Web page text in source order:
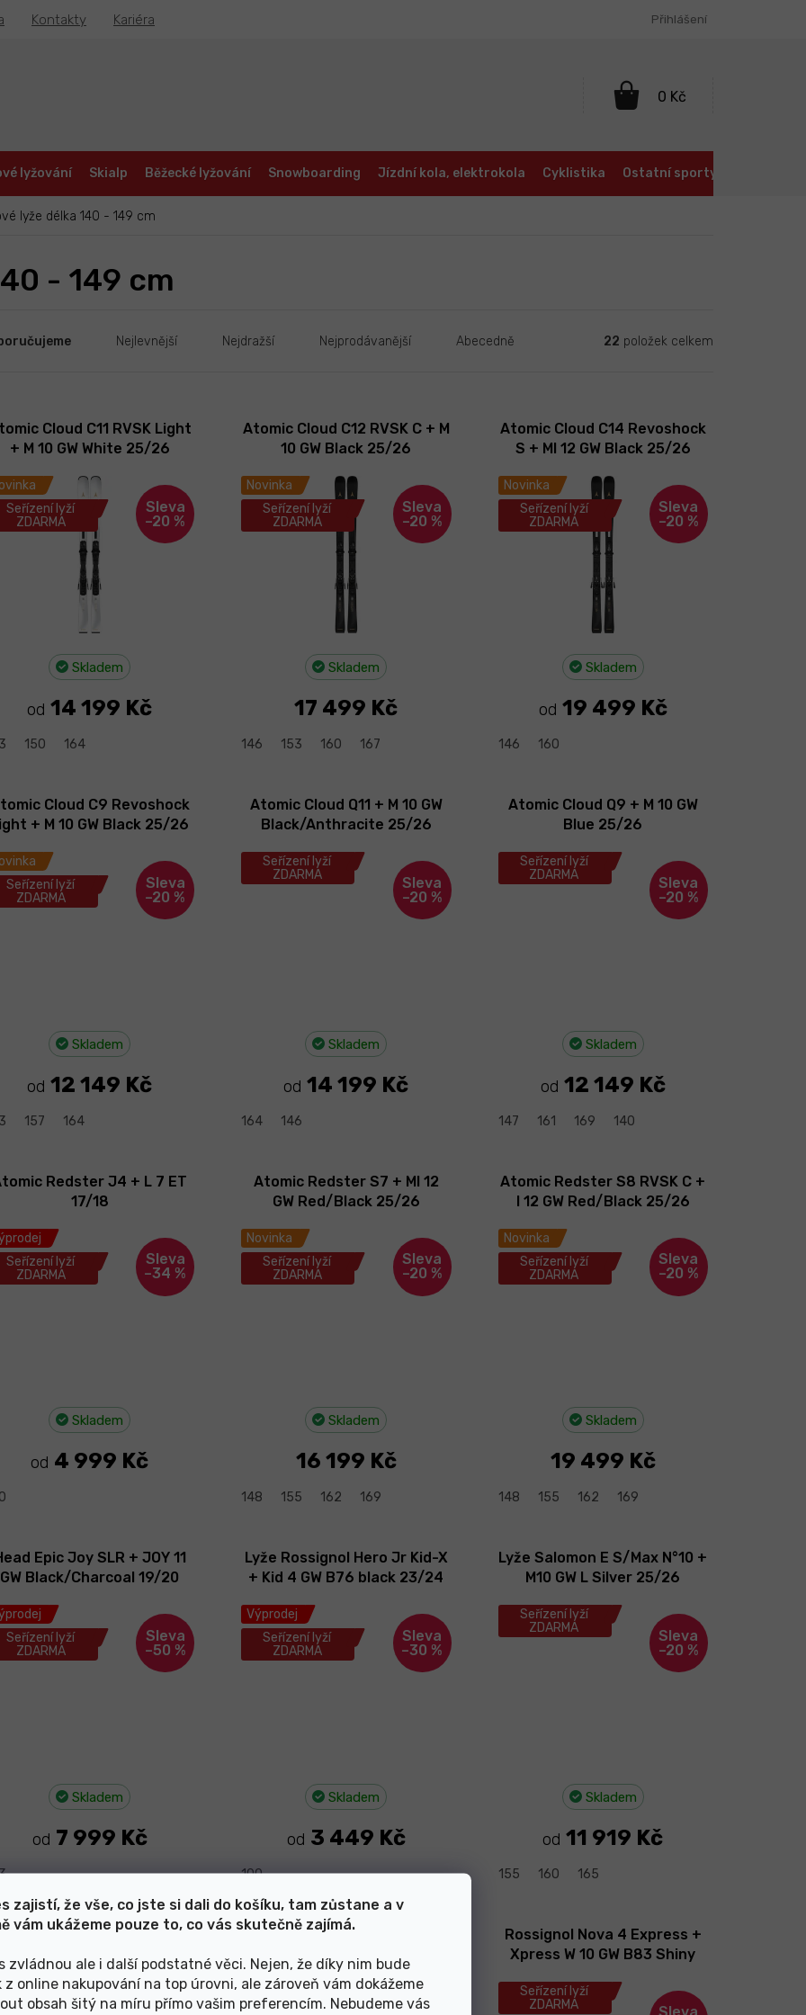
zajistí, že vše, co jste si dali do košíku, tam zůstane a v
vám ukážeme pouze to, co vás skutečně zajímá.
zvládnou ale i další podstatné věci. Nejen, že díky nim bude
z online nakupování na top úrovni, ale zároveň vám dokážeme
obsah šitý na míru přímo vašim preferencím. Nebudeme vás
Kontakty Kariéra Přihlášení
NÁKUPNÍ
lyžování Skialp Běžecké lyžování Snowboarding Jízdní kola, elektrokola Cyklistika Ostatní sporty
lyže délka 140 - 149 cm
- 149 cm
Nejlevnější Nejdražší Nejprodávanější Abecedně 22 položek celkem
Seřízení lyží
ZDARMA
–20 %
Cloud C11 RVSK Light
+ M 10 GW White 25/26
Skladem
od 14 199 Kč
150 164
Novinka
Seřízení lyží
ZDARMA
–20 %
Atomic Cloud C12 RVSK C + M
10 GW Black 25/26
Skladem
17 499 Kč
146 153 160 167
Novinka
Seřízení lyží
ZDARMA
–20 %
Atomic Cloud C14 Revoshock
S + MI 12 GW Black 25/26
Skladem
od 19 499 Kč
146 160
Seřízení lyží
ZDARMA
–20 %
Cloud C9 Revoshock
+ M 10 GW Black 25/26
Skladem
od 12 149 Kč
157 164
Seřízení lyží
ZDARMA
–20 %
Atomic Cloud Q11 + M 10 GW
Black/Anthracite 25/26
Skladem
od 14 199 Kč
164 146
Seřízení lyží
ZDARMA
–20 %
Atomic Cloud Q9 + M 10 GW
Blue 25/26
Skladem
od 12 149 Kč
147 161 169 140
Seřízení lyží
ZDARMA
–34 %
Redster J4 + L 7 ET
17/18
Skladem
od 4 999 Kč
Novinka
Seřízení lyží
ZDARMA
–20 %
Atomic Redster S7 + MI 12
GW Red/Black 25/26
Skladem
16 199 Kč
148 155 162 169
Novinka
Seřízení lyží
ZDARMA
–20 %
Atomic Redster S8 RVSK C +
I 12 GW Red/Black 25/26
Skladem
19 499 Kč
148 155 162 169
Seřízení lyží
ZDARMA
–50 %
Epic Joy SLR + JOY 11
GW Black/Charcoal 19/20
Skladem
od 7 999 Kč
Výprodej
Seřízení lyží
ZDARMA
–30 %
Lyže Rossignol Hero Jr Kid-X
+ Kid 4 GW B76 black 23/24
Skladem
od 3 449 Kč
100
Seřízení lyží
ZDARMA
–20 %
Lyže Salomon E S/Max N°10 +
M10 GW L Silver 25/26
Skladem
od 11 919 Kč
155 160 165
Salomon S/Race Jr M +
Novinka
Rossignol Forza 30° Ca
Black/Chrome 25/26
Seřízení lyží
ZDARMA
Rossignol Nova 4 Express +
Xpress W 10 GW B83 Shiny